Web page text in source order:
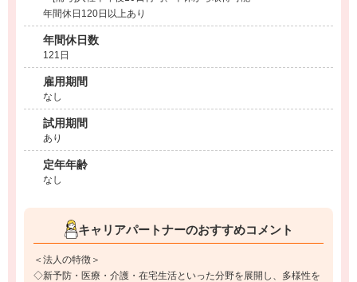
年間休日120日以上あり
年間休日数
121日
雇用期間
なし
試用期間
あり
定年年齢
なし
キャリアパートナーのおすすめコメント
＜法人の特徴＞
◇新予防・医療・介護・在宅生活といった分野を展開し、多様性を